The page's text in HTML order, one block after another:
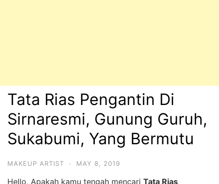
Tata Rias Pengantin Di
Sirnaresmi, Gunung Guruh,
Sukabumi, Yang Bermutu
MAKEUP ARTIST · MAY 8, 2019
Hello, Apakah kamu tengah mencari Tata Rias